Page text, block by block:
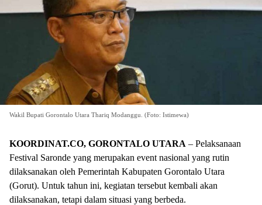
Wakil Bupati Gorontalo Utara Thariq Modanggu. (Foto: Istimewa)
KOORDINAT.CO, GORONTALO UTARA – Pelaksanaan
Festival Saronde yang merupakan event nasional yang rutin
dilaksanakan oleh Pemerintah Kabupaten Gorontalo Utara
(Gorut). Untuk tahun ini, kegiatan tersebut kembali akan
dilaksanakan, tetapi dalam situasi yang berbeda.